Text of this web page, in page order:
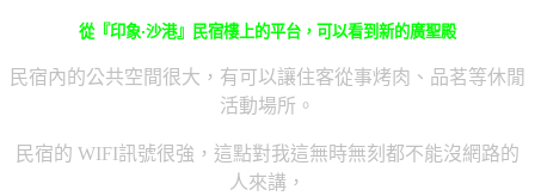
從『印象‧沙港』民宿樓上的平台，可以看到新的廣聖殿
民宿內的公共空間很大，有可以讓住客從事烤肉、品茗等休閒
活動場所。
民宿的 WIFI訊號很強，這點對我這無時無刻都不能沒網路的
人來講，